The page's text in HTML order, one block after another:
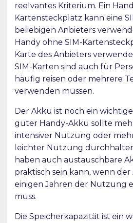
reelvantes Kriterium. Ein
Kartensteckplatz kann eine
beliebigen Anbieters
Handy ohne SIM-
Karte des Anbieters
SIM-Karten sind auch für
häufig reisen oder mehrere
verwenden müssen.
Der Akku ist noch ein
guter Handy-Akku sollte
intensiver Nutzung oder
leichter Nutzung
haben auch austauschbare
praktisch sein kann, wenn
einigen Jahren der Nutzung
muss.
Die Speicherkapazität ist ein